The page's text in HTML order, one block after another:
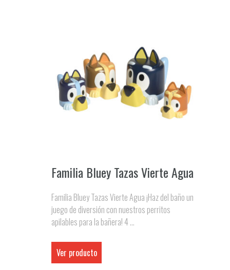
Familia Bluey Tazas Vierte Agua
Familia Bluey Tazas Vierte Agua ¡Haz del baño un
juego de diversión con nuestros perritos
apilables para la bañera! 4 ...
Ver producto